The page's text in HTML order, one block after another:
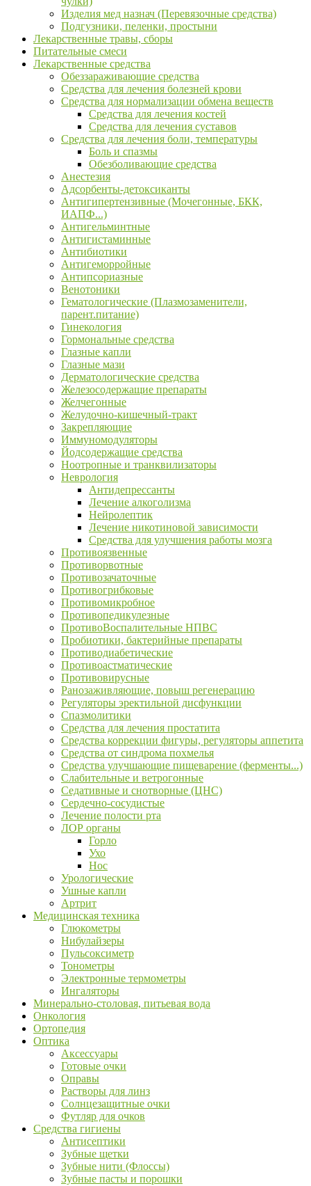
Изделия мед назнач (Перевязочные средства)
Подгузники, пеленки, простыни
Лекарственные травы, сборы
Питательные смеси
Лекарственные средства
Обеззараживающие средства
Средства для лечения болезней крови
Средства для нормализации обмена веществ
Средства для лечения костей
Средства для лечения суставов
Средства для лечения боли, температуры
Боль и спазмы
Обезболивающие средства
Анестезия
Адсорбенты-детоксиканты
Антигипертензивные (Мочегонные, БКК,
ИАПФ...)
Антигельминтные
Антигистаминные
Антибиотики
Антигеморройные
Антипсориазные
Венотоники
Гематологические (Плазмозаменители,
парент.питание)
Гинекология
Гормональные средства
Глазные капли
Глазные мази
Дерматологические средства
Железосодержащие препараты
Желчегонные
Желудочно-кишечный-тракт
Закрепляющие
Иммуномодуляторы
Йодсодержащие средства
Ноотропные и транквилизаторы
Неврология
Антидепрессанты
Лечение алкоголизма
Нейролептик
Лечение никотиновой зависимости
Средства для улучшения работы мозга
Противоязвенные
Противорвотные
Противозачаточные
Противогрибковые
Противомикробное
Противопедикулезные
ПротивоВоспалительные НПВС
Пробиотики, бактерийные препараты
Противодиабетические
Противоастматические
Противовирусные
Ранозаживляющие, повыш регенерацию
Регуляторы эректильной дисфункции
Спазмолитики
Средства для лечения простатита
Средства коррекции фигуры, регуляторы аппетита
Средства от синдрома похмелья
Средства улучшающие пищеварение (ферменты...)
Слабительные и ветрогонные
Седативные и снотворные (ЦНС)
Сердечно-сосудистые
Лечение полости рта
ЛОР органы
Горло
Ухо
Нос
Урологические
Ушные капли
Артрит
Медицинская техника
Глюкометры
Нибулайзеры
Пульсоксиметр
Тонометры
Электронные термометры
Ингаляторы
Минерально-столовая, питьевая вода
Онкология
Ортопедия
Оптика
Аксессуары
Готовые очки
Оправы
Растворы для линз
Солнцезащитные очки
Футляр для очков
Средства гигиены
Антисептики
Зубные щетки
Зубные нити (Флоссы)
Зубные пасты и порошки